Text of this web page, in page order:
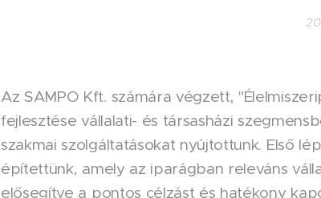
Az SAMPO Kft. számára végzett,
fejlesztése vállalati- és társasházi
szakmai szolgáltatásokat nyújtottunk. Első
építettünk, amely az iparágban releváns
elősegítve a pontos célzást és hatékony